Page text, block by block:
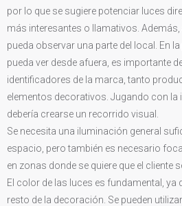
por lo que se sugiere potenciar luces
más interesantes o llamativos. Además,
pueda observar una parte del local. En
pueda ver desde afuera, es importante
identificadores de la marca, tanto
elementos decorativos. Jugando con la
debería crearse un recorrido visual.
Se necesita una iluminación general
espacio, pero también es necesario
en zonas donde se quiere que el cliente
El color de las luces es fundamental, ya
resto de la decoración. Se pueden